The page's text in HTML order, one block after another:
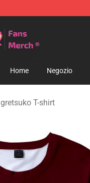
Home Negozio
T-shirt